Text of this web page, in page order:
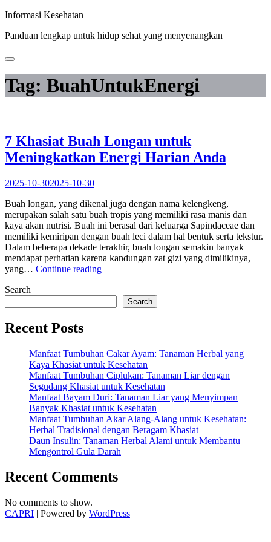
Skip
content
Informasi Kesehatan
Panduan lengkap untuk hidup sehat yang menyenangkan
Tag: BuahUntukEnergi
7 Khasiat Buah Longan untuk
Meningkatkan Energi Harian Anda
2025-10-302025-10-30
Buah longan, yang dikenal juga dengan nama kelengkeng,
merupakan salah satu buah tropis yang memiliki rasa manis dan
kaya akan nutrisi. Buah ini berasal dari keluarga Sapindaceae dan
memiliki kemiripan dengan buah leci dalam hal bentuk serta tekstur.
Dalam beberapa dekade terakhir, buah longan semakin banyak
mendapat perhatian karena kandungan zat gizi yang dimilikinya,
yang… Continue reading“7
Longan
Anda”
Search
Search
Recent Posts
Manfaat Tumbuhan Cakar Ayam: Tanaman Herbal yang
Kaya Khasiat untuk Kesehatan
Manfaat Tumbuhan Ciplukan: Tanaman Liar dengan
Segudang Khasiat untuk Kesehatan
Manfaat Bayam Duri: Tanaman Liar yang Menyimpan
Banyak Khasiat untuk Kesehatan
Manfaat Tumbuhan Akar Alang-Alang untuk Kesehatan:
Herbal Tradisional dengan Beragam Khasiat
Daun Insulin: Tanaman Herbal Alami untuk Membantu
Mengontrol Gula Darah
Recent Comments
No comments to show.
CAPRI | Powered by WordPress